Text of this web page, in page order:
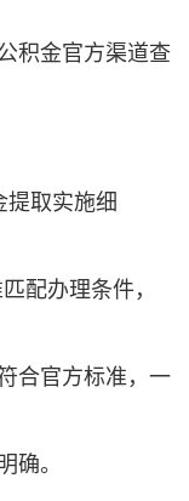
积金官方渠道查
提取实施细
配办理条件，
合官方标准，一
确。